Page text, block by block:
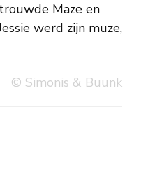
© Simonis & Buunk